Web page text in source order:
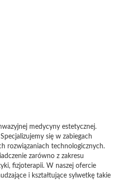
medycyny estetycznej.
się w zabiegach
rozwiązaniach technologicznych.
zarówno z zakresu
fizjoterapii. W naszej ofercie
i kształtujące sylwetkę takie